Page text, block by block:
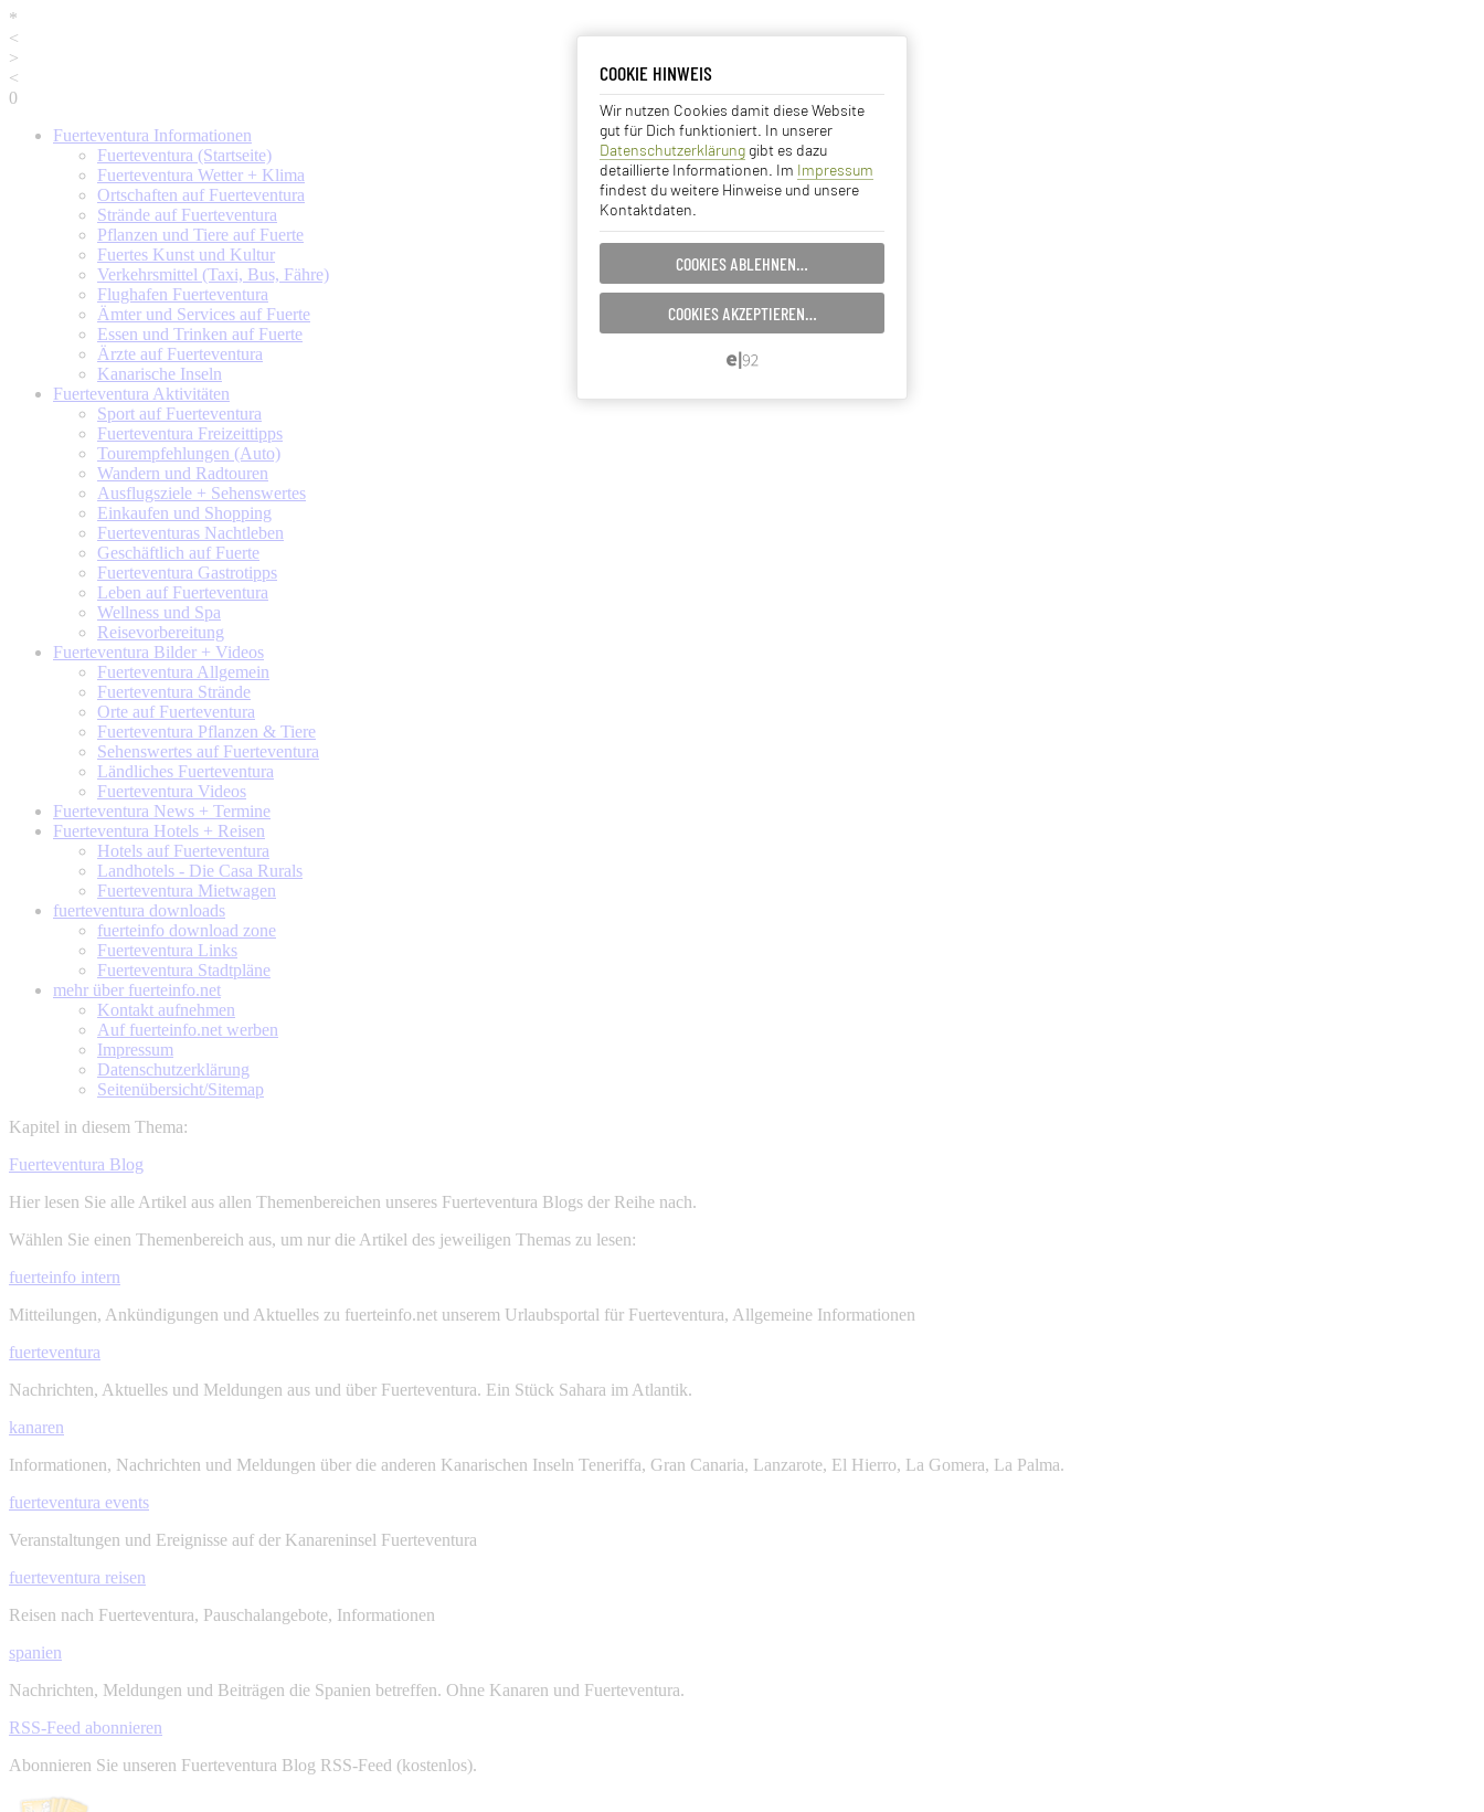
COOKIE HINWEIS
Wir nutzen Cookies damit diese Website
gut für Dich funktioniert. In unserer
Datenschutzerklärung gibt es dazu
detaillierte Informationen. Im Impressum
findest du weitere Hinweise und unsere
Kontaktdaten.
COOKIES ABLEHNEN…
COOKIES AKZEPTIEREN…
Essentielle Cookies
Analyse Cookies
EINSTELLUNGEN SPEICHERN…
ABBRECHEN…
*
<
>
<
0
Fuerteventura Informationen
Fuerteventura (Startseite)
Fuerteventura Wetter + Klima
Ortschaften auf Fuerteventura
Strände auf Fuerteventura
Pflanzen und Tiere auf Fuerte
Fuertes Kunst und Kultur
Verkehrsmittel (Taxi, Bus, Fähre)
Flughafen Fuerteventura
Ämter und Services auf Fuerte
Essen und Trinken auf Fuerte
Ärzte auf Fuerteventura
Kanarische Inseln
Fuerteventura Aktivitäten
Sport auf Fuerteventura
Fuerteventura Freizeittipps
Tourempfehlungen (Auto)
Wandern und Radtouren
Ausflugsziele + Sehenswertes
Einkaufen und Shopping
Fuerteventuras Nachtleben
Geschäftlich auf Fuerte
Fuerteventura Gastrotipps
Leben auf Fuerteventura
Wellness und Spa
Reisevorbereitung
Fuerteventura Bilder + Videos
Fuerteventura Allgemein
Fuerteventura Strände
Orte auf Fuerteventura
Fuerteventura Pflanzen & Tiere
Sehenswertes auf Fuerteventura
Ländliches Fuerteventura
Fuerteventura Videos
Fuerteventura News + Termine
Fuerteventura Hotels + Reisen
Hotels auf Fuerteventura
Landhotels - Die Casa Rurals
Fuerteventura Mietwagen
fuerteventura downloads
fuerteinfo download zone
Fuerteventura Links
Fuerteventura Stadtpläne
mehr über fuerteinfo.net
Kontakt aufnehmen
Auf fuerteinfo.net werben
Impressum
Datenschutzerklärung
Seitenübersicht/Sitemap
Kapitel in diesem Thema:
Fuerteventura Blog
Hier lesen Sie alle Artikel aus allen Themenbereichen unseres Fuerteventura Blogs der Reihe nach.
Wählen Sie einen Themenbereich aus, um nur die Artikel des jeweiligen Themas zu lesen:
fuerteinfo intern
Mitteilungen, Ankündigungen und Aktuelles zu fuerteinfo.net unserem Urlaubsportal für Fuerteventura, Allgemeine Informationen
fuerteventura
Nachrichten, Aktuelles und Meldungen aus und über Fuerteventura. Ein Stück Sahara im Atlantik.
kanaren
Informationen, Nachrichten und Meldungen über die anderen Kanarischen Inseln Teneriffa, Gran Canaria, Lanzarote, El Hierro, La Gomera, La Palma.
fuerteventura events
Veranstaltungen und Ereignisse auf der Kanareninsel Fuerteventura
fuerteventura reisen
Reisen nach Fuerteventura, Pauschalangebote, Informationen
spanien
Nachrichten, Meldungen und Beiträgen die Spanien betreffen. Ohne Kanaren und Fuerteventura.
RSS-Feed abonnieren
Abonnieren Sie unseren Fuerteventura Blog RSS-Feed (kostenlos).